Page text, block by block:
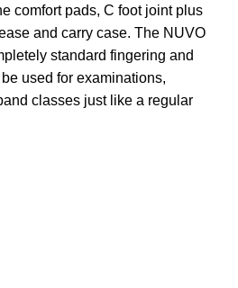
comfort pads, C foot joint plus
and carry case. The NUVO
standard fingering and
used for examinations,
classes just like a regular